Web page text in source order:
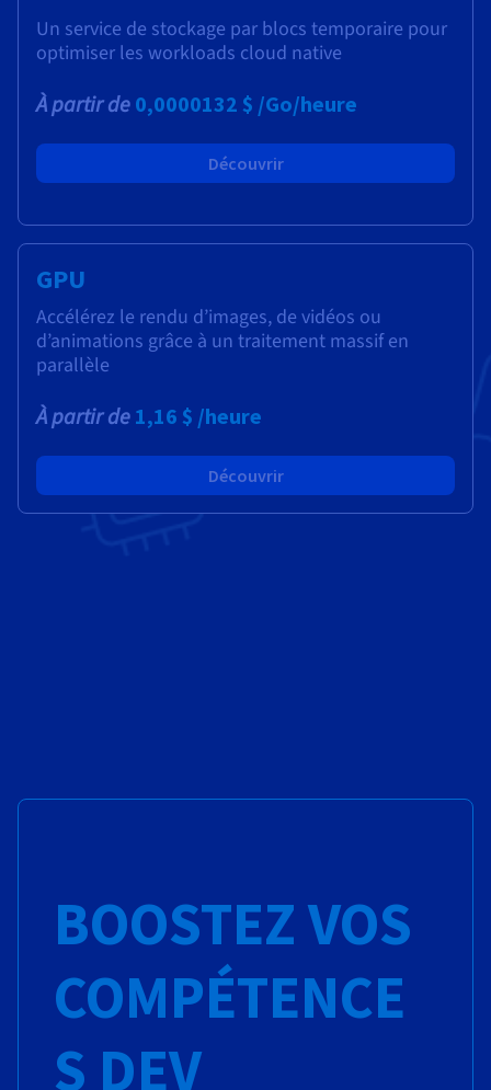
Un service de stockage par blocs temporaire pour
optimiser les workloads cloud native
À partir de 0,0000132 $ /Go/heure
Découvrir
GPU
Accélérez le rendu d’images, de vidéos ou
d’animations grâce à un traitement massif en
parallèle
À partir de 1,16 $ /heure
Découvrir
BOOSTEZ VOS
COMPÉTENCE
S DEV